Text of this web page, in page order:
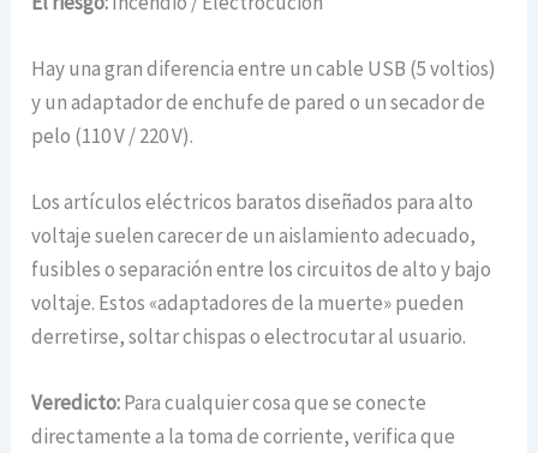
Hay una gran diferencia entre un cable USB (5 voltios)
y un adaptador de enchufe de pared o un secador de
pelo (110 V / 220 V).
Los artículos eléctricos baratos diseñados para alto
voltaje suelen carecer de un aislamiento adecuado,
fusibles o separación entre los circuitos de alto y bajo
voltaje. Estos «adaptadores de la muerte» pueden
derretirse, soltar chispas o electrocutar al usuario.
Veredicto:Para cualquier cosa que se conecte
directamente a la toma de corriente, verifica que